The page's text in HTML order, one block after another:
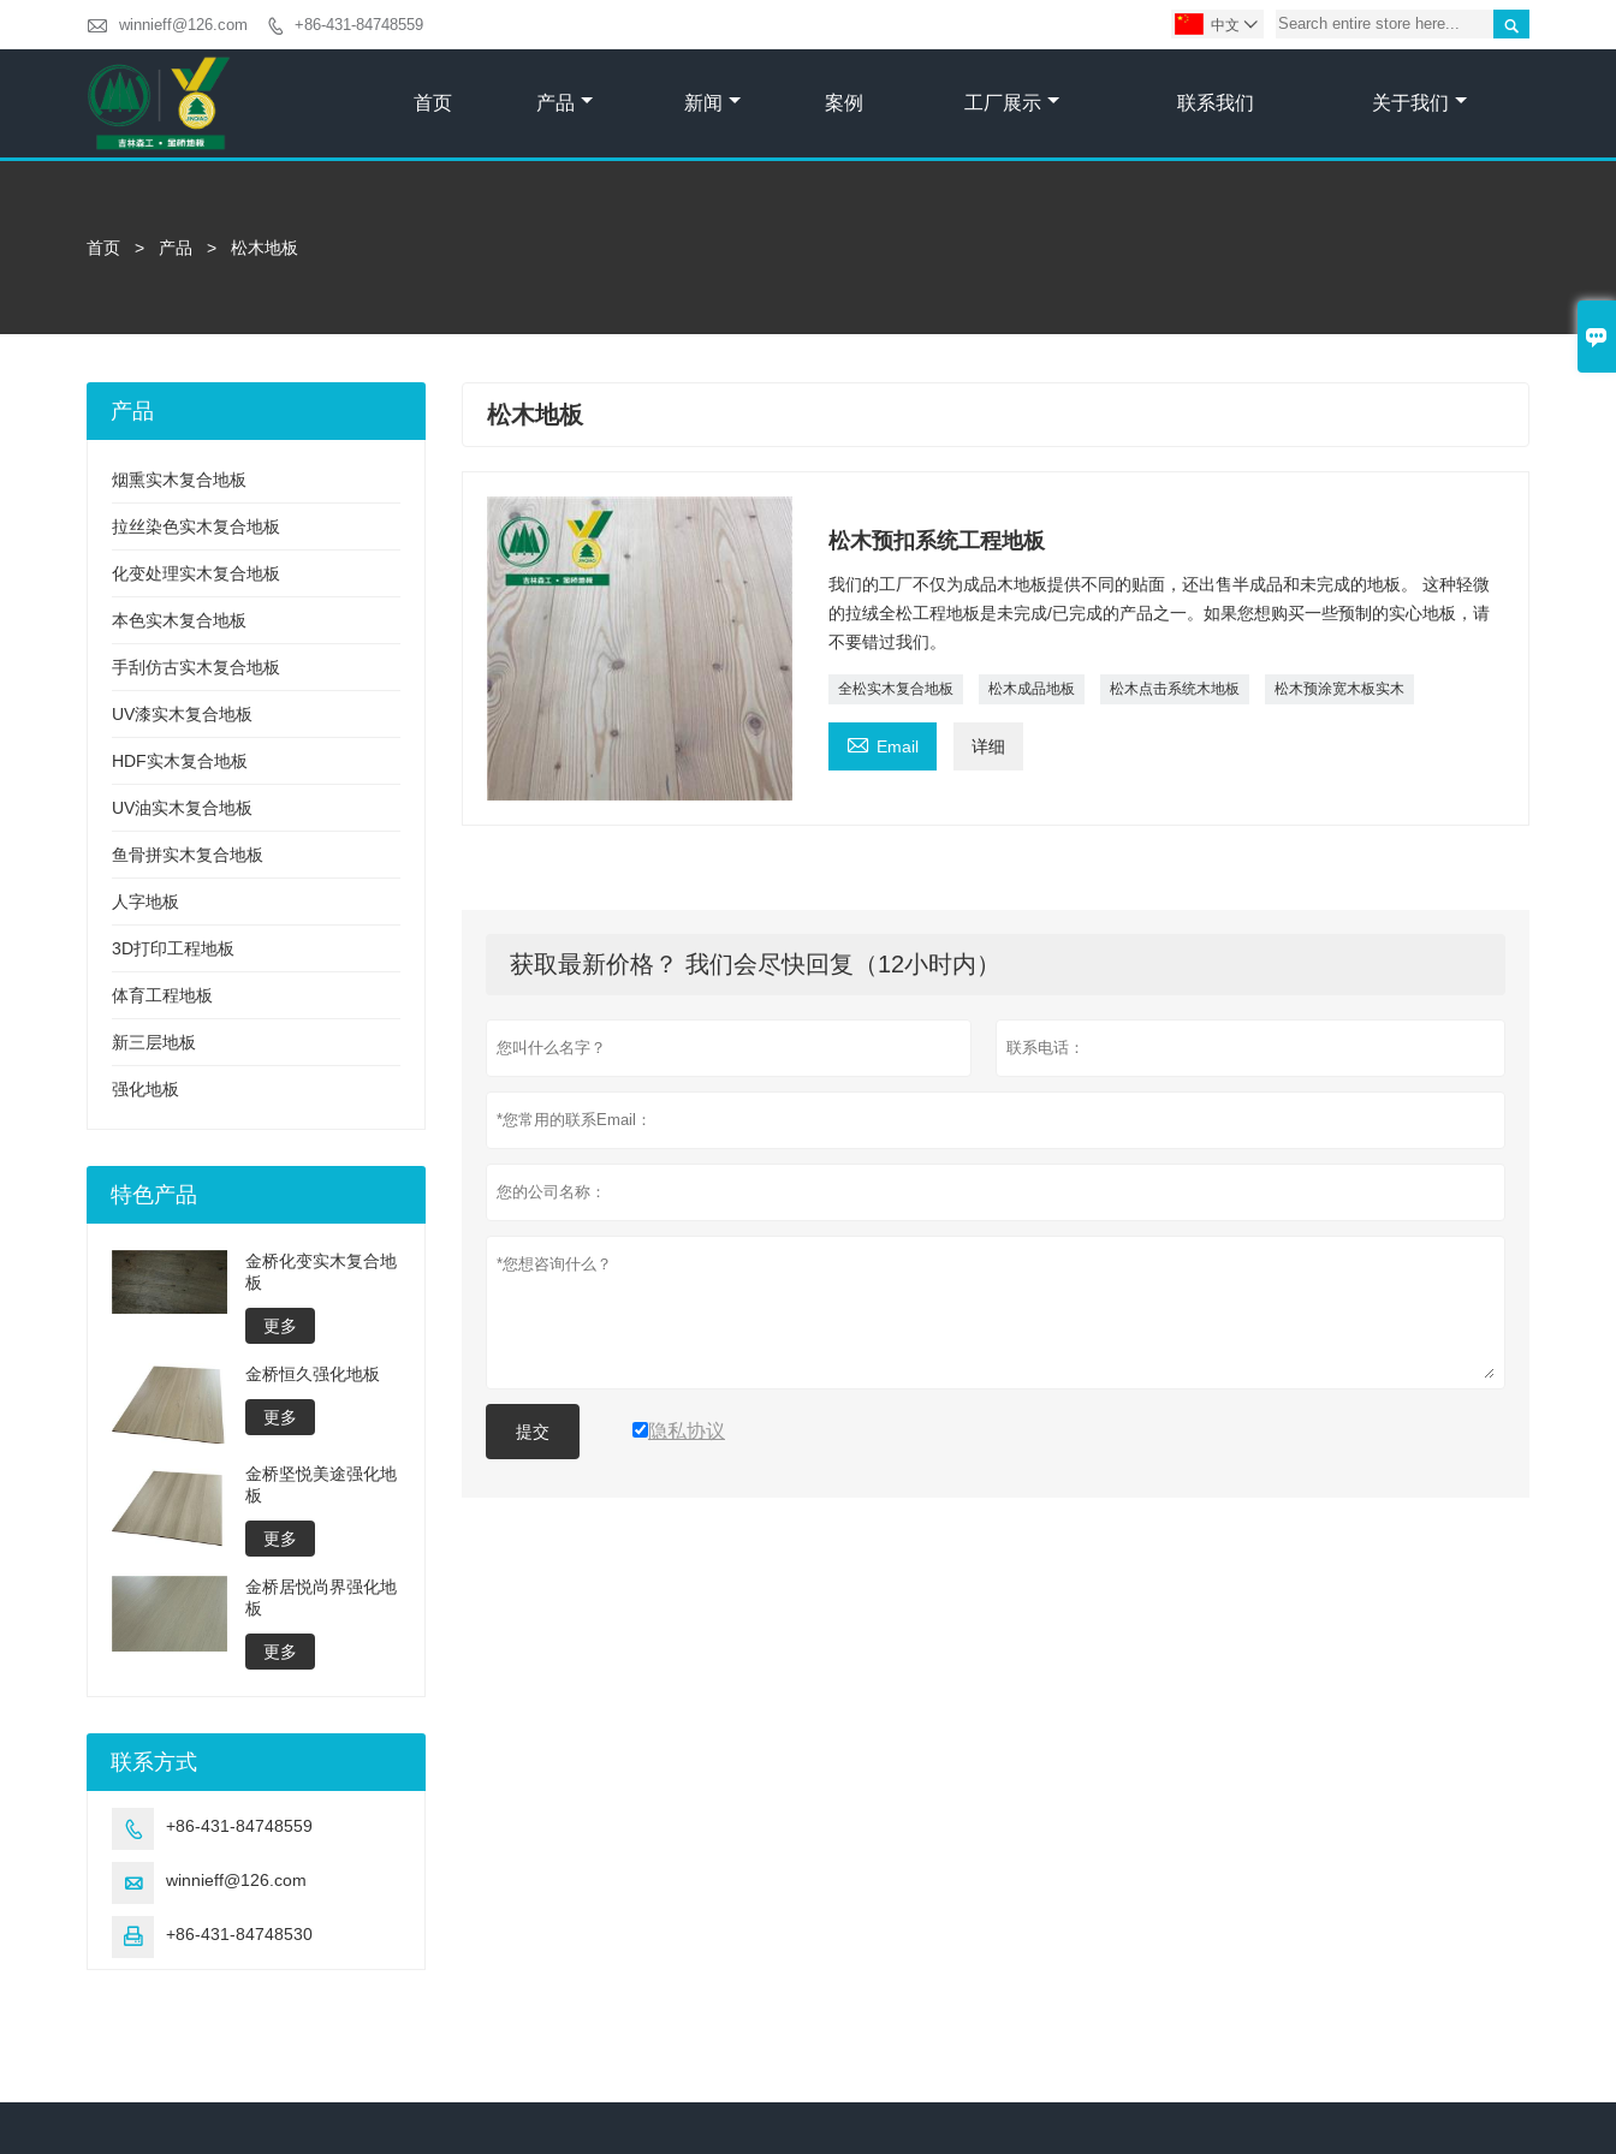

 winnieff@126.com  +86-431-84748559 
中文 
首页 产品 新闻 案例 工厂展示 联系我们 关于我们
首页 > 产品 > 松木地板
松木地板
松木预扣系统工程地板
我们的工厂不仅为成品木地板提供不同的贴面，还出售半成品和未完成的地板。 这种轻微
的拉绒全松工程地板是未完成/已完成的产品之一。如果您想购买一些预制的实心地板，请
不要错过我们。
全松实木复合地板 松木成品地板 松木点击系统木地板 松木预涂宽木板实木
 Email 详细
获取最新价格？ 我们会尽快回复（12小时内）
提交 隐私协议
产品
烟熏实木复合地板
拉丝染色实木复合地板
化变处理实木复合地板
本色实木复合地板
手刮仿古实木复合地板
UV漆实木复合地板
HDF实木复合地板
UV油实木复合地板
鱼骨拼实木复合地板
人字地板
3D打印工程地板
体育工程地板
新三层地板
强化地板
特色产品
金桥化变实木复合地
板
更多
金桥恒久强化地板
更多
金桥坚悦美途强化地
板
更多
金桥居悦尚界强化地
板
更多
联系方式
 +86-431-84748559
 winnieff@126.com
 +86-431-84748530